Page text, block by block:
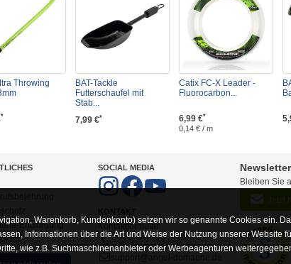
Throwing
*
BAT-Tackle
Futterschaufel mit
Stab...
7,99 €*
Catix FC-X Leader -
Fluorocarbon...
6,99 €*
0,14 € / m
Entsorgung
SOCIAL MEDIA
Kontaktformular
Bleiben Sie
Jetzt
Warenkorb, Kundenkonto) setzen wir so genannte Cookies ein.
Informationen über die Art und Weise der Nutzung unserer
wie z.B. Suchmaschinenanbieter oder Werbeagenturen